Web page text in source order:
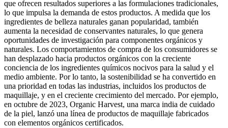
que ofrecen resultados superiores a las formulaciones tradicionales,
lo que impulsa la demanda de estos productos. A medida que los
ingredientes de belleza naturales ganan popularidad, también
aumenta la necesidad de conservantes naturales, lo que genera
oportunidades de investigación para componentes orgánicos y
naturales. Los comportamientos de compra de los consumidores se
han desplazado hacia productos orgánicos con la creciente
conciencia de los ingredientes químicos nocivos para la salud y el
medio ambiente. Por lo tanto, la sostenibilidad se ha convertido en
una prioridad en todas las industrias, incluidos los productos de
maquillaje, y en el creciente crecimiento del mercado. Por ejemplo,
en octubre de 2023, Organic Harvest, una marca india de cuidado
de la piel, lanzó una línea de productos de maquillaje fabricados
con elementos orgánicos certificados.